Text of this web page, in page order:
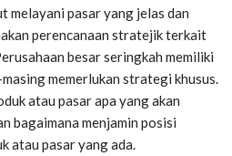
melayani pasar yang jelas dan
perencanaan stratejik terkait
besar seringkah memiliki
memerlukan strategi khusus.
atau pasar apa yang akan
bagaimana menjamin posisi
atau pasar yang ada.